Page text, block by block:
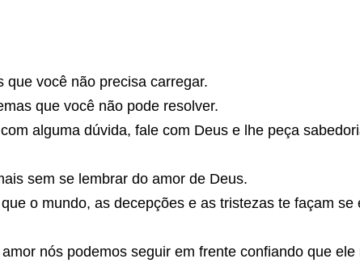
que você não precisa carregar.
que você não pode resolver.
alguma dúvida, fale com Deus e lhe peça
sem se lembrar do amor de Deus.
o mundo, as decepções e as tristezas te façam se
nós podemos seguir em frente confiando que ele